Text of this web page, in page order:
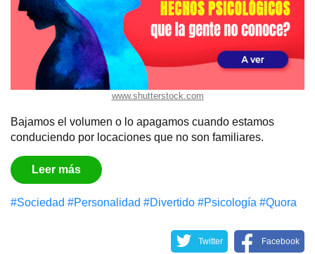
www.shutterstock.com
Bajamos el volumen o lo apagamos cuando estamos
conduciendo por locaciones que no son familiares.
Leer más
#Sociedad #Personalidad #Divertido #Psicología #Quora
Twitter Facebook